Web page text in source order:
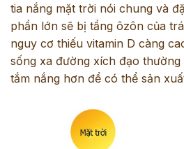
tia nắng mặt trời nói chung và
phần lớn sẽ bị tầng ôzôn của
nguy cơ thiếu vitamin D càng
sống xa đường xích đạo thường
tắm nắng hơn để có thể sản